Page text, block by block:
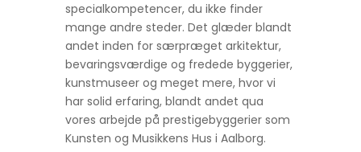
specialkompetencer, du ikke finder
mange andre steder. Det glæder blandt
andet inden for særpræget arkitektur,
bevaringsværdige og fredede byggerier,
kunstmuseer og meget mere, hvor vi
har solid erfaring, blandt andet qua
vores arbejde på prestigebyggerier som
Kunsten og Musikkens Hus i Aalborg.